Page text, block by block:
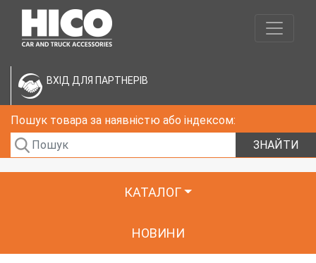
ВХІД ДЛЯ ПАРТНЕРІВ
Пошук товара за наявністю або індексом:
ЗНАЙТИ
КАТАЛОГ
НОВИНИ